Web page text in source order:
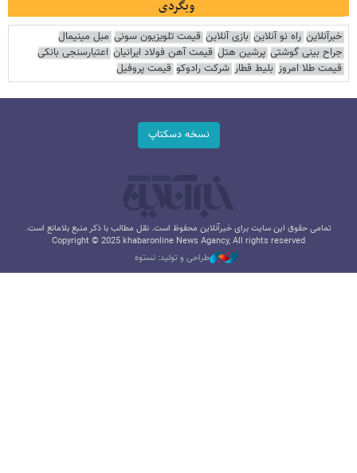
وبگردی
خبرآنلاین راه نو آنلاین بازی آنلاین قیمت تلویزیون سونی مبل مینیمال
جراح بینی گوشتی پرشین هتل قیمت آهن فولاد ایرانیان اعتبارسنجی بانکی
قیمت طلا امروز بلیط قطار شرکت رادوکو قیمت پروفیل
نسخه دسکتاپ
تمامی حقوق این سایت برای خبرآنلاین محفوظ است. نقل مطالب با ذکر منبع بلامانع است.
Copyright © 2025 khabaronline News Agancy, All rights reserved
طراحی و تولید: نستوه